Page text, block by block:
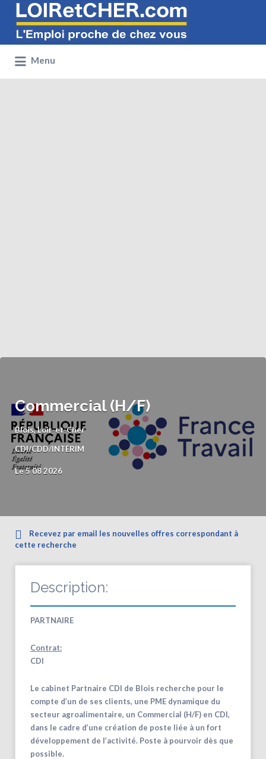
Rechercher:
Menu
Commercial (H/F)
Blois, Loir-et-Cher
CDI/CDD/INTÉRIM
Le 5 08 2026
Recevez par email les nouvelles offres correspondant à
cette recherche
Description:
PARTNAIRE
Contrat:
CDI
Le cabinet Partnaire CDI de Blois recherche pour le
compte d’un de ses clients, une PME dynamique du
secteur agroalimentaire, un Commercial (H/F) en CDI,
dans le cadre d’une création de poste liée à un fort
développement de l’activité. Poste à pourvoir dès que
possible.